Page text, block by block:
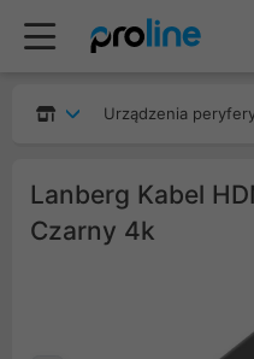
Urządzenia
Lanberg Kabel
Czarny 4k